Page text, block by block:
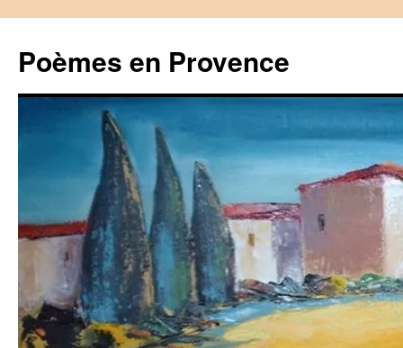
contenu
Poèmes en Provence